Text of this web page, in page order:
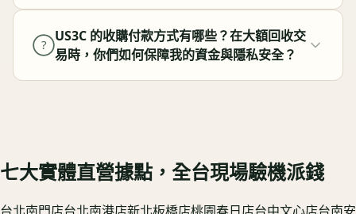
?
US3C 的收購付款方式有哪些？在大額回收交
易時，你們如何保障我的資金與隱私安全？
七大實體直營據點，全台現場驗機派錢